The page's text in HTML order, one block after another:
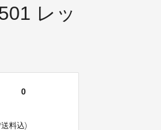
レッ
0
料込)